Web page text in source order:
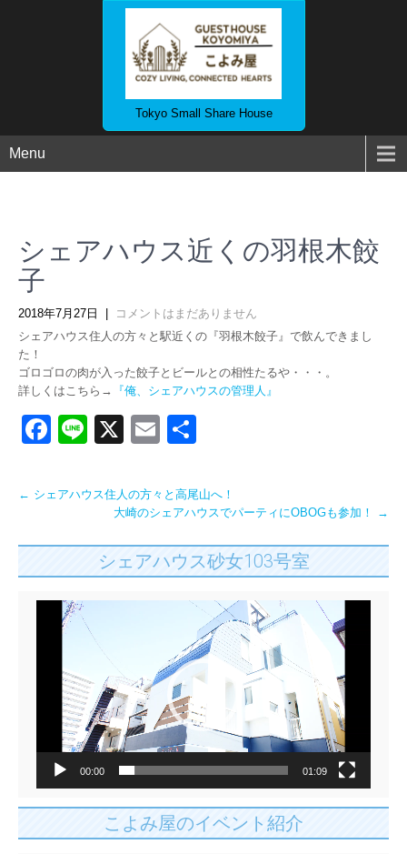
Tokyo Small Share House
Menu
シェアハウス近くの羽根木餃
子
2018年7月27日
コメントはまだありません
シェアハウス住人の方々と駅近くの『羽根木餃子』で飲んできまし
た！
ゴロゴロの肉が入った餃子とビールとの相性たるや・・・。
詳しくはこちら→
『俺、シェアハウスの管理人』
Facebook
Line
X Email
Post
navigation
← シェアハウス住人の方々と高尾山へ！
大崎のシェアハウスでパーティにOBOGも参加！
→
シェアハウス砂女103号室
00:00 01:09
こよみ屋のイベント紹介